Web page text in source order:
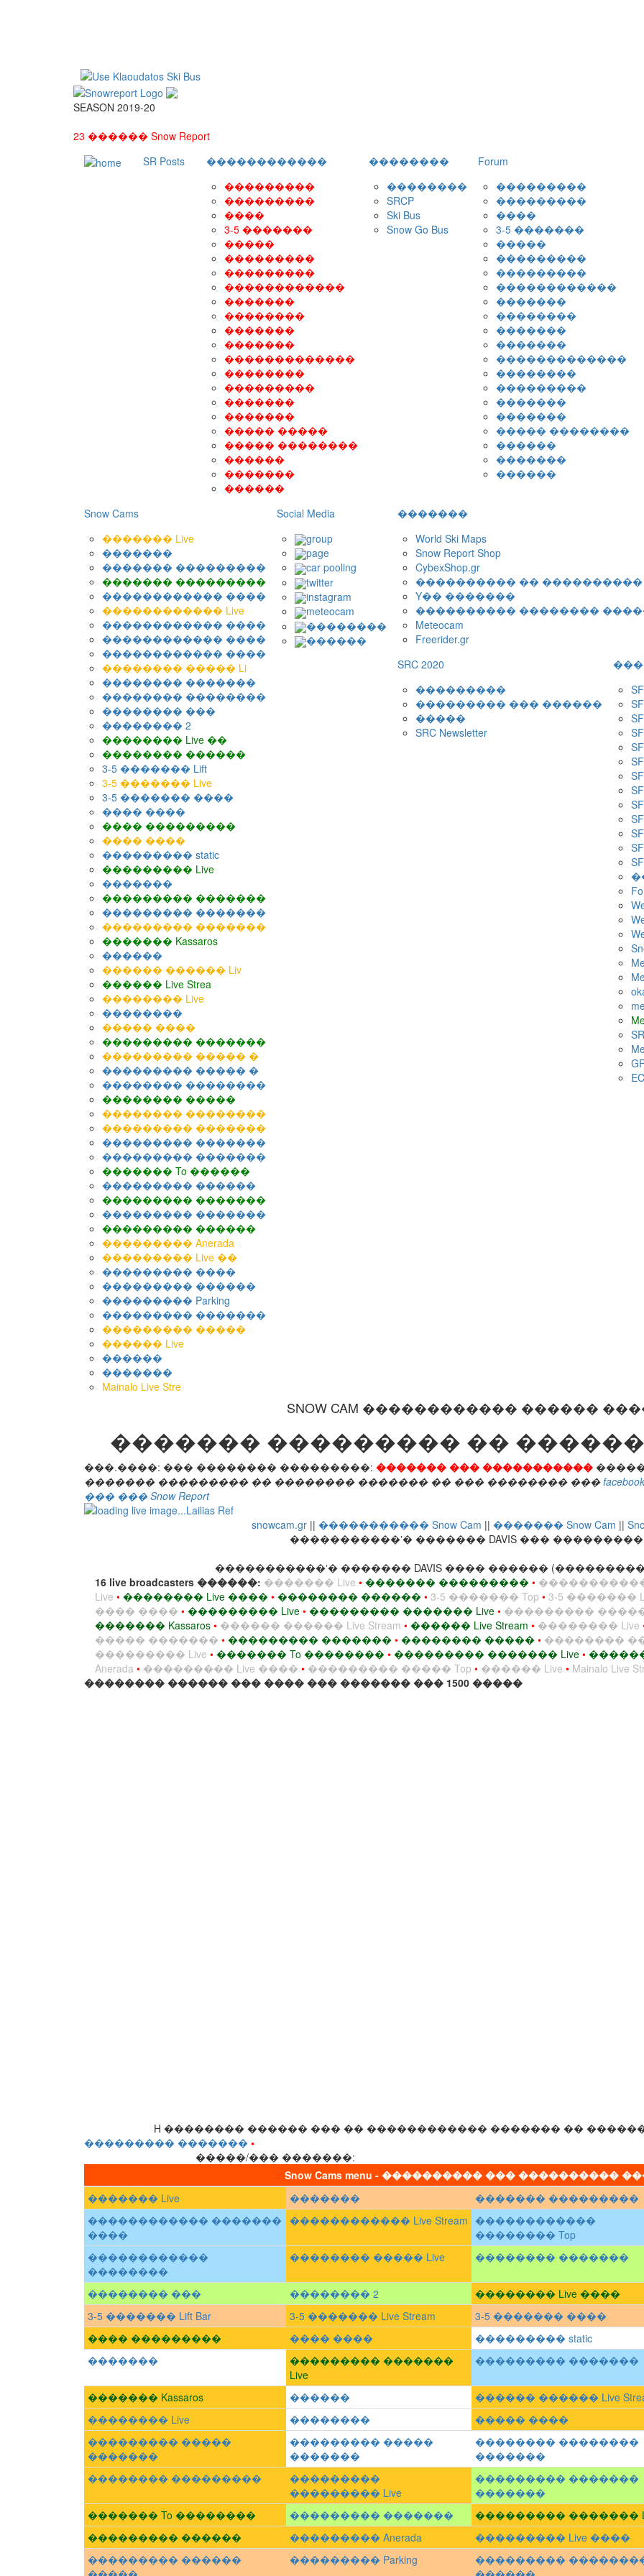
SEASON 2019-20
23 ������ Snow Report
SR Posts
������������
���������
���������
����
3-5 �������
�����
���������
���������
������������
�������
��������
�������
�������
�������������
��������
���������
�������
�������
����� �����
����� ��������
������
�������
������
��������
��������
SRCP
Ski Bus
Snow Go Bus
Forum
���������
���������
����
3-5 �������
�����
���������
���������
������������
�������
��������
�������
�������
�������������
��������
���������
�������
�������
����� ��������
������
�������
������
Snow Cams
������� Live
�������
������� ���������
������� ���������
������������ ����
������������ Live
������������ ����
������������ ����
������������ ����
�������� ����� Li
�������� �������
�������� ��������
�������� ���
�������� 2
�������� Live ��
�������� ������
3-5 ������� Lift
3-5 ������� Live
3-5 ������� ����
���� ����
���� ���������
���� ����
��������� static
��������� Live
�������
��������� �������
��������� �������
��������� �������
������� Kassaros
������
������ ������ Liv
������ Live Strea
�������� Live
��������
����� ����
��������� �������
��������� ����� �
��������� ����� �
�������� ��������
�������� �����
�������� ��������
��������� �������
��������� �������
��������� �������
������� To ������
��������� ������
��������� �������
��������� �������
��������� ������
��������� Anerada
��������� Live ��
��������� ����
��������� ������
��������� Parking
��������� �������
��������� �����
������ Live
������
�������
Mainalo Live Stre
Social Media
group
page
car pooling
twitter
instagram
meteocam
��������
������
�������
World Ski Maps
Snow Report Shop
CybexShop.gr
���������� �� ����������
Y�� �������
���������� ��������
Meteocam
Freerider.gr
SRC 2020
���������
��������� ��� ������
�����
SRC Newsletter
SNOW CAM ������������ ������
������� ��������� ��
���.����: ��� �������� ���������: ������� ��� �����������
������� ��������� �� �������� ������� �� ��� �������� ���
��� ��� Snow Report
snowcam.gr|| ����������� Snow Cam || ������� Snow Cam ||
�����������ʼ� ������� DAVIS ��� ���������
�����������ʼ� ������� DAVIS ���� ������ (�����������
16 live broadcasters ������: ������� Live • ������� ��������� • ������������
Live • �������� Live ���� • �������� ������ • 3-5 ������� Top • 3-5 �������
���� ���� • ��������� Live • ��������� ������� Live • ���������
������� Kassaros • ������ ������ Live Stream • ������ Live Stream • �������� Live
����� ������� • ��������� ������� • �������� ����� • ��������
��������� Live • ������� To �������� • ��������� ������� Live •
Anerada • ��������� Live ���� • ��������� ����� Top • ������ Live • Mainalo Live
�������� ������ ��� ���� ��� ������� ��� 1500 �����
H �������� ������ ��� �� ������������ ������� ��
��������� ������� •
�����/��� �������:
Snow Cams menu - ���������� ��� ����������
������� Live
������� ������� ���������
������������ �������
����
������������ Live Stream ������������
�������� Top
������������
��������
�������� ����� Live �������� �������
�������� ��� �������� 2 �������� Live ����
3-5 ������� Lift Bar
3-5 ������� Live Stream 3-5 ������� ����
���� ���������
���� ���� ��������� static
�������
��������� �������
Live
��������� �������
������� Kassaros ������ ������ ������ Live
�������� Live
�������� ����� ����
��������� �����
�������
��������� �����
�������
�������� ��������
�������
�������� ���������
���������
��������� Live
��������� �������
�������
������� To �������� ��������� ������� ��������� �������
��������� ������
��������� Anerada ��������� Live ����
��������� ������
��������� Parking
���������